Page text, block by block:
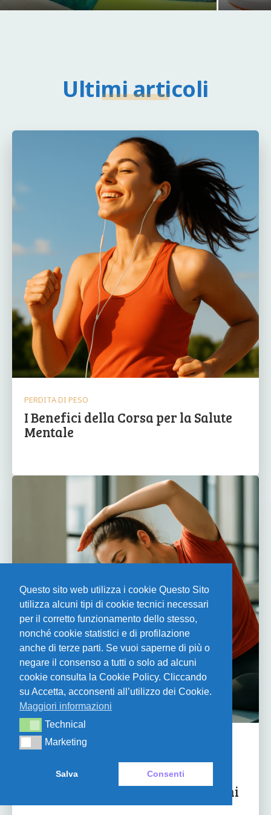
Ultimi articoli
PERDITA DI PESO
I Benefici della Corsa per la Salute
Mentale
NEWS
L’importanza di un corretto
riscaldamento: tecniche e
suggerimenti per evitare infortuni
Questo sito web utilizza i cookie Questo Sito
utilizza alcuni tipi di cookie tecnici necessari
per il corretto funzionamento dello stesso,
nonché cookie statistici e di profilazione
anche di terze parti. Se vuoi saperne di più o
negare il consenso a tutti o solo ad alcuni
cookie consulta la Cookie Policy. Cliccando
su Accetta, acconsenti all’utilizzo dei Cookie.
Maggiori informazioni
TechnicalTechnical
MarketingMarketing
Salva Consenti